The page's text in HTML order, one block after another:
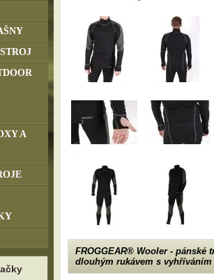
FROGGEAR® Wooler - pánské
dlouhým rukávem s vyhříváním
A